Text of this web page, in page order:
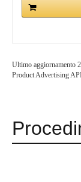
Ultimo aggiornamento
Product Advertising